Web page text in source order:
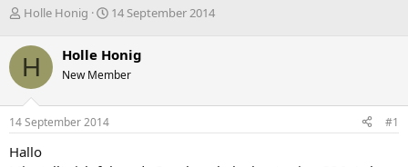
E
s
t
e
l
l
e
Holle Honig
E
t
e
l
14 September 2014
H Holle Honig
New Member
14 September 2014 #1
Hallo